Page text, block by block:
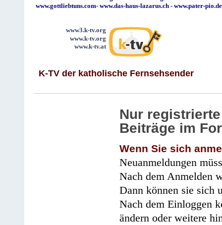
www.gottliebtuns.com- www.das-haus-lazarus.ch - www.pater-pio.de
www3.k-tv.org
www.k-tv.org
www.k-tv.at
K-TV der katholische Fernsehsender
Nur
Beiträge im
Wenn Sie sich
Neuanmeldungen
Nach dem Anmelden
Dann können sie sich
Nach dem Einloggen
ändern oder weitere